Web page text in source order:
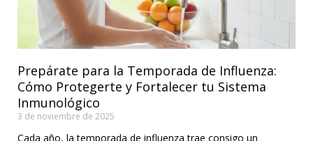
Prepárate para la Temporada de Influenza:
Cómo Protegerte y Fortalecer tu Sistema
Inmunológico
3 de noviembre de 2025
Cada año, la temporada de influenza trae consigo un